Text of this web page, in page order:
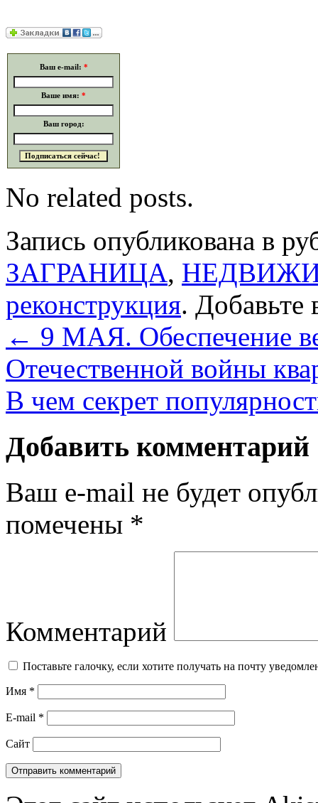
Ваш e-mail: *
Ваше имя: *
Ваш город:
No related posts.
Запись опубликована в
ЗАГРАНИЦА,
реконструкция. Добавьте
← 9 МАЯ. Обеспечение
Отечественной войны
В чем секрет
Добавить комментарий
Ваш e-mail не будет
помечены *
Комментарий
Поставьте галочку, если хотите получать на почту
Имя *
E-mail *
Сайт